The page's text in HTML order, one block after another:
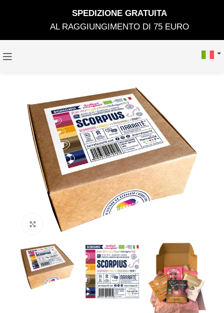
Clicca per ingrandire
SPEDIZIONE GRATUITA
AL RAGGIUNGIMENTO DI 75 EURO